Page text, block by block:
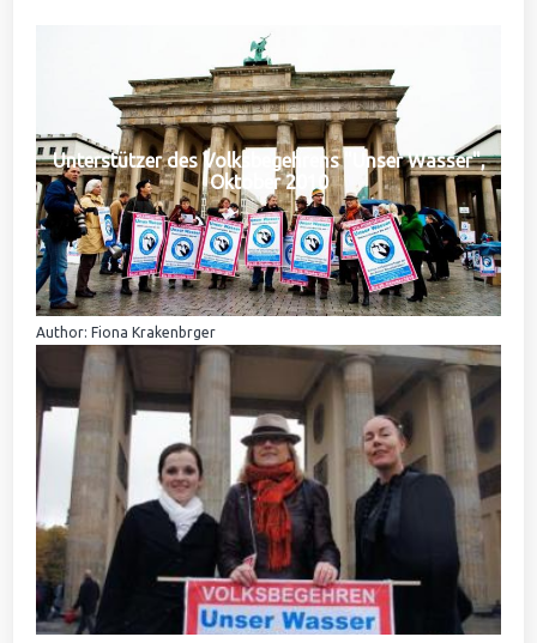
Unterstützer des Volksbegehrens "Unser Wasser",
Oktober 2010
Author: Fiona Krakenbrger